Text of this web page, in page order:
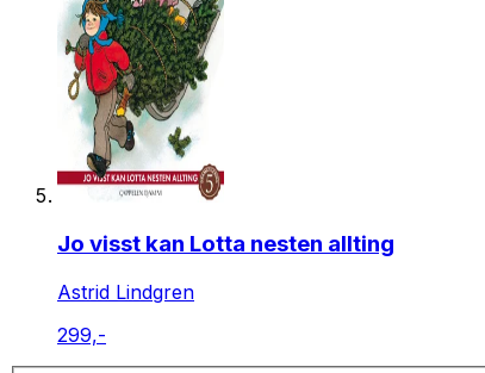
Jo visst kan Lotta nesten allting
Astrid Lindgren
299,-